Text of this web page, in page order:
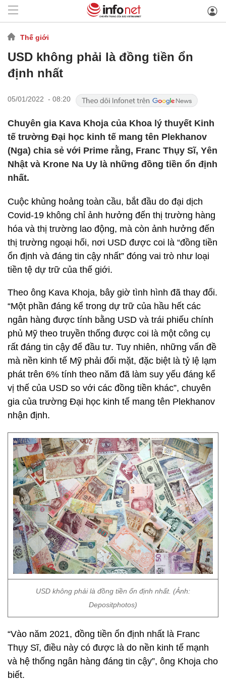
Thế giới
USD không phải là đồng tiền ổn
định nhất
05/01/2022 - 08:20
Chuyên gia Kava Khoja của Khoa lý thuyết Kinh
tế trường Đại học kinh tế mang tên Plekhanov
(Nga) chia sẻ với Prime rằng, Franc Thụy Sĩ, Yên
Nhật và Krone Na Uy là những đồng tiền ổn định
nhất.
Cuộc khủng hoảng toàn cầu, bắt đầu do đại dịch
Covid-19 không chỉ ảnh hưởng đến thị trường hàng
hóa và thị trường lao động, mà còn ảnh hưởng đến
thị trường ngoại hối, nơi USD được coi là “đồng tiền
ổn định và đáng tin cậy nhất” đóng vai trò như loại
tiền tệ dự trữ của thế giới.
Theo ông Kava Khoja, bây giờ tình hình đã thay đổi.
“Một phần đáng kể trong dự trữ của hầu hết các
ngân hàng được tính bằng USD và trái phiếu chính
phủ Mỹ theo truyền thống được coi là một công cụ
rất đáng tin cậy để đầu tư. Tuy nhiên, những vấn đề
mà nền kinh tế Mỹ phải đối mặt, đặc biệt là tỷ lệ lạm
phát trên 6% tính theo năm đã làm suy yếu đáng kể
vị thế của USD so với các đồng tiền khác”, chuyên
gia của trường Đại học kinh tế mang tên Plekhanov
nhận định.
USD không phải là đồng tiền ổn định nhất. (Ảnh:
Depositphotos)
“Vào năm 2021, đồng tiền ổn định nhất là Franc
Thụy Sĩ, điều này có được là do nền kinh tế mạnh
và hệ thống ngân hàng đáng tin cậy”, ông Khoja cho
biết.